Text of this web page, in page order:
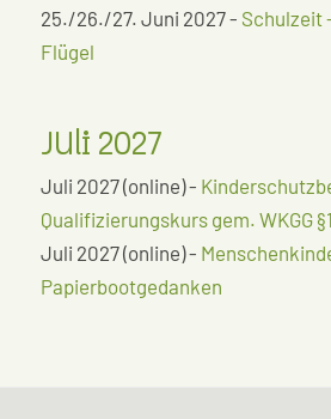
25./26./27. Juni 2027 - Schulzeit
Flügel
Juli 2027
Juli 2027 (online) -
Qualifizierungskurs gem. WKGG
Juli 2027 (online) -
Papierbootgedanken